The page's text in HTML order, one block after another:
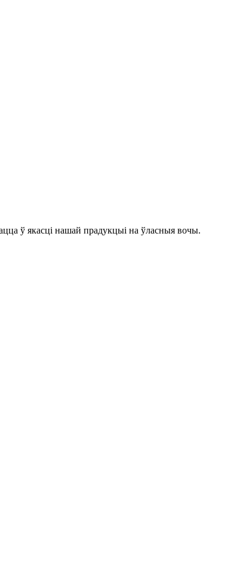
ў якасці нашай прадукцыі на ўласныя вочы.